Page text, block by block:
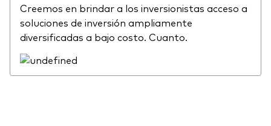
Creemos en brindar a los inversionistas acceso a
soluciones de inversión ampliamente
diversificadas a bajo costo. Cuanto.